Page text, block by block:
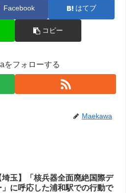
Facebook はてブ
コピー
をフォローする
Maekawa
埼玉】「核兵器全面廃絶国際デ
」に呼応した浦和駅での行動で